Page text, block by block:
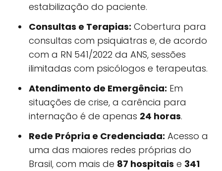
estabilização do paciente.
Consultas e Terapias: Cobertura para
consultas com psiquiatras e, de acordo
com a RN 541/2022 da ANS, sessões
ilimitadas com psicólogos e terapeutas.
Atendimento de Emergência: Em
situações de crise, a carência para
internação é de apenas 24 horas.
Rede Própria e Credenciada: Acesso a
uma das maiores redes próprias do
Brasil, com mais de 87 hospitais e 341